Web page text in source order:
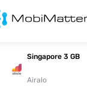
Singapore 3 GB
Airalo